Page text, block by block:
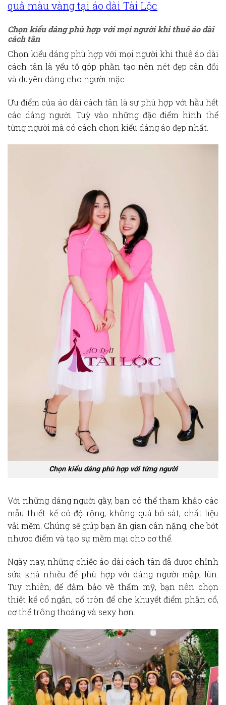
quả màu vàngtại áo dài Tài Lộc
Chọn kiểu dáng phù hợp với mọi người khithuê áo dài
cách tân
Chọn kiểu dáng phù hợp với mọi người khi thuê áo dài
cách tân là yếu tố góp phần tạo nên nét đẹp cân đối
và duyên dáng cho người mặc.
Ưu điểm của áo dài cách tân là sự phù hợp với hầu hết
các dáng người. Tuỳ vào những đặc điểm hình thể
từng người mà có cách chọn kiểu dáng áo đẹp nhất.
Chọn kiểu dáng phù hợp với từng người
Với những dáng người gầy, bạn có thể tham khảo các
mẫu thiết kế có độ rộng, không quá bó sát, chất liệu
vải mềm. Chúng sẽ giúp bạn ăn gian cân nặng, che bớt
nhược điểm và tạo sự mềm mại cho cơ thể.
Ngày nay, những chiếc áo dài cách tân đã được chỉnh
sửa khá nhiều để phù hợp với dáng người mập, lùn.
Tuy nhiên, để đảm bảo về thẩm mỹ, bạn nên chọn
thiết kế cổ ngắn, cổ tròn để che khuyết điểm phần cổ,
cơ thể trông thoáng và sexy hơn.